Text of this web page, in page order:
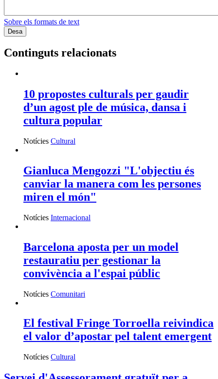
Sobre els formats de text
Continguts relacionats
10 propostes culturals per gaudir
d’un agost ple de música, dansa i
cultura popular
Notícies Cultural
Gianluca Mengozzi "L'objectiu és
canviar la manera com les persones
miren el món"
Notícies Internacional
Barcelona aposta per un model
restauratiu per gestionar la
convivència a l'espai públic
Notícies Comunitari
El festival Fringe Torroella reivindica
el valor d’apostar pel talent emergent
Notícies Cultural